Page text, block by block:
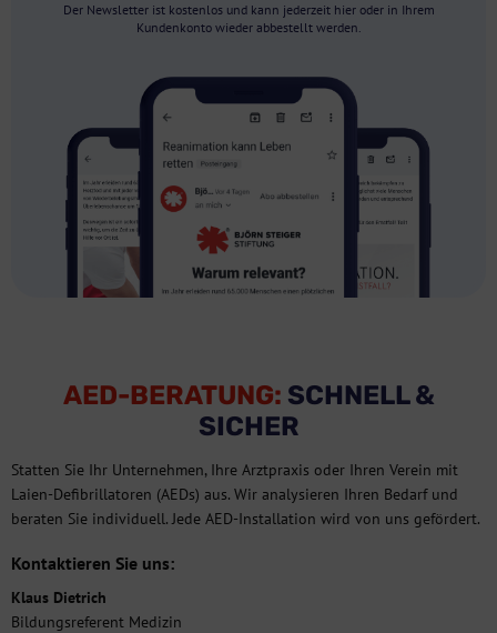
Der Newsletter ist kostenlos und kann jederzeit hier oder in Ihrem
Kundenkonto wieder abbestellt werden.
AED-BERATUNG: SCHNELL &
SICHER
Statten Sie Ihr Unternehmen, Ihre Arztpraxis oder Ihren Verein mit
Laien-Defibrillatoren (AEDs) aus. Wir analysieren Ihren Bedarf und
beraten Sie individuell. Jede AED-Installation wird von uns gefördert.
Kontaktieren Sie uns:
Klaus Dietrich
Bildungsreferent Medizin